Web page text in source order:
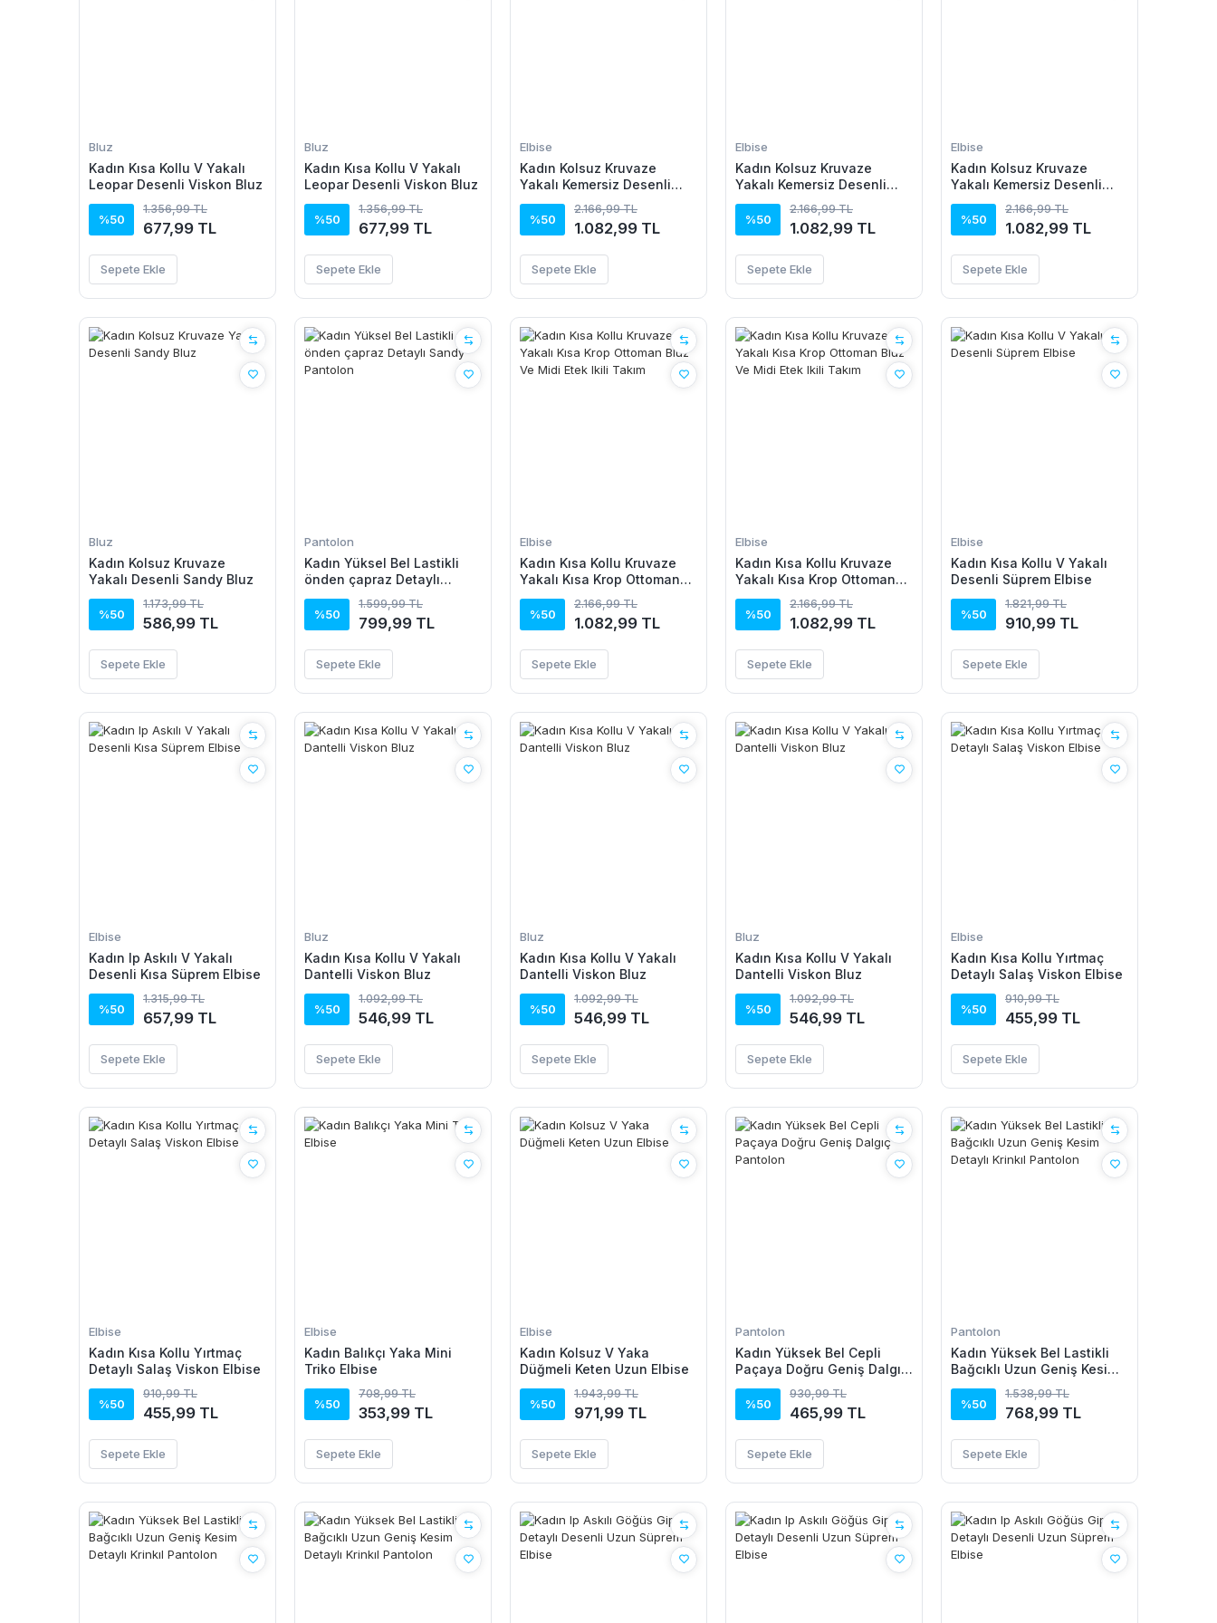
Bluz
Kadın Kısa Kollu V Yakalı
Leopar Desenli Viskon Bluz
%50
1.356,99 TL
677,99 TL
Sepete Ekle
Bluz
Kadın Kısa Kollu V Yakalı
Leopar Desenli Viskon Bluz
%50
1.356,99 TL
677,99 TL
Sepete Ekle
Elbise
Kadın Kolsuz Kruvaze
Yakalı Kemersiz Desenli
Uzun Süprem Elbise
%50
2.166,99 TL
1.082,99 TL
Sepete Ekle
Elbise
Kadın Kolsuz Kruvaze
Yakalı Kemersiz Desenli
Uzun Süprem Elbise
%50
2.166,99 TL
1.082,99 TL
Sepete Ekle
Elbise
Kadın Kolsuz Kruvaze
Yakalı Kemersiz Desenli
Uzun Süprem Elbise
%50
2.166,99 TL
1.082,99 TL
Sepete Ekle
Bluz
Kadın Kolsuz Kruvaze
Yakalı Desenli Sandy Bluz
%50
1.173,99 TL
586,99 TL
Sepete Ekle
Pantolon
Kadın Yüksel Bel Lastikli
önden çapraz Detaylı
Sandy Pantolon
%50
1.599,99 TL
799,99 TL
Sepete Ekle
Elbise
Kadın Kısa Kollu Kruvaze
Yakalı Kısa Krop Ottoman
Bluz Ve Midi Etek Ikili Takım
%50
2.166,99 TL
1.082,99 TL
Sepete Ekle
Elbise
Kadın Kısa Kollu Kruvaze
Yakalı Kısa Krop Ottoman
Bluz Ve Midi Etek Ikili Takım
%50
2.166,99 TL
1.082,99 TL
Sepete Ekle
Elbise
Kadın Kısa Kollu V Yakalı
Desenli Süprem Elbise
%50
1.821,99 TL
910,99 TL
Sepete Ekle
Elbise
Kadın Ip Askılı V Yakalı
Desenli Kısa Süprem Elbise
%50
1.315,99 TL
657,99 TL
Sepete Ekle
Bluz
Kadın Kısa Kollu V Yakalı
Dantelli Viskon Bluz
%50
1.092,99 TL
546,99 TL
Sepete Ekle
Bluz
Kadın Kısa Kollu V Yakalı
Dantelli Viskon Bluz
%50
1.092,99 TL
546,99 TL
Sepete Ekle
Bluz
Kadın Kısa Kollu V Yakalı
Dantelli Viskon Bluz
%50
1.092,99 TL
546,99 TL
Sepete Ekle
Elbise
Kadın Kısa Kollu Yırtmaç
Detaylı Salaş Viskon Elbise
%50
910,99 TL
455,99 TL
Sepete Ekle
Elbise
Kadın Kısa Kollu Yırtmaç
Detaylı Salaş Viskon Elbise
%50
910,99 TL
455,99 TL
Sepete Ekle
Elbise
Kadın Balıkçı Yaka Mini
Triko Elbise
%50
708,99 TL
353,99 TL
Sepete Ekle
Elbise
Kadın Kolsuz V Yaka
Düğmeli Keten Uzun Elbise
%50
1.943,99 TL
971,99 TL
Sepete Ekle
Pantolon
Kadın Yüksek Bel Cepli
Paçaya Doğru Geniş Dalgıç
Pantolon
%50
930,99 TL
465,99 TL
Sepete Ekle
Pantolon
Kadın Yüksek Bel Lastikli
Bağcıklı Uzun Geniş Kesim
Detaylı Krinkıl Pantolon
%50
1.538,99 TL
768,99 TL
Sepete Ekle